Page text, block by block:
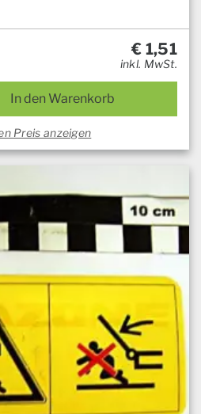
€ 1,51
inkl. MwSt.
In den Warenkorb
Preis anzeigen